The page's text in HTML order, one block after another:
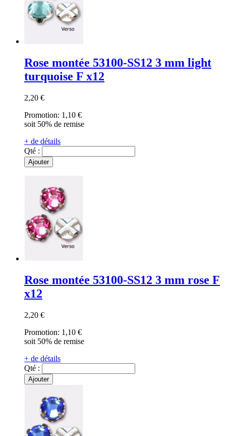
Rose montée 53100-SS12 3 mm light
turquoise F x12
2,20 €
Promotion: 1,10 €
soit 50% de remise
+ de détails
Qté :
Ajouter
Rose montée 53100-SS12 3 mm rose F
x12
2,20 €
Promotion: 1,10 €
soit 50% de remise
+ de détails
Qté :
Ajouter